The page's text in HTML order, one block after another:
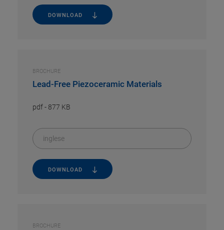
DOWNLOAD
BROCHURE
Lead-Free Piezoceramic Materials
pdf- 877 KB
inglese
DOWNLOAD
BROCHURE